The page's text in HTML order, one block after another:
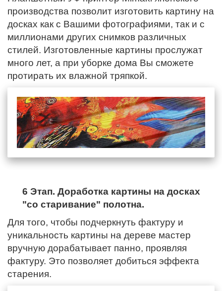
производства позволит изготовить картину на
досках как с Вашими фотографиями, так и с
миллионами других снимков различных
стилей. Изготовленные картины прослужат
много лет, а при уборке дома Вы сможете
протирать их влажной тряпкой.
6 Этап. Доработка картины на досках
"со старивание" полотна.
Для того, чтобы подчеркнуть фактуру и
уникальность картины на дереве мастер
вручную дорабатывает панно, проявляя
фактуру. Это позволяет добиться эффекта
старения.